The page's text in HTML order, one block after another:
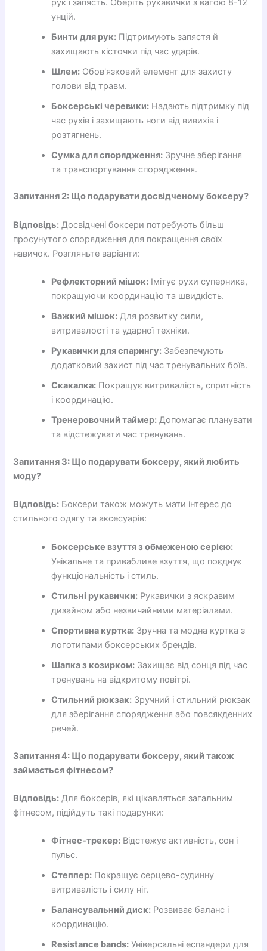
унцій.
Бинти для рук: Підтримують запястя й
захищають кісточки під час ударів.
Шлем: Обов'язковий елемент для захисту
голови від травм.
Боксерські черевики: Надають підтримку під
час рухів і захищають ноги від вивихів і
розтягнень.
Сумка для спорядження: Зручне зберігання
та транспортування спорядження.
Запитання 2: Що подарувати досвідченому боксеру?
Відповідь: Досвідчені боксери потребують більш
просунутого спорядження для покращення своїх
навичок. Розгляньте варіанти:
Рефлекторний мішок: Імітує рухи суперника,
покращуючи координацію та швидкість.
Важкий мішок: Для розвитку сили,
витривалості та ударної техніки.
Рукавички для спарингу: Забезпечують
додатковий захист під час тренувальних боїв.
Скакалка: Покращує витривалість, спритність
і координацію.
Тренеровочний таймер: Допомагає планувати
та відстежувати час тренувань.
Запитання 3: Що подарувати боксеру, який любить
моду?
Відповідь: Боксери також можуть мати інтерес до
стильного одягу та аксесуарів:
Боксерське взуття з обмеженою серією:
Унікальне та привабливе взуття, що поєднує
функціональність і стиль.
Стильні рукавички: Рукавички з яскравим
дизайном або незвичайними матеріалами.
Спортивна куртка: Зручна та модна куртка з
логотипами боксерських брендів.
Шапка з козирком: Захищає від сонця під час
тренувань на відкритому повітрі.
Стильний рюкзак: Зручний і стильний рюкзак
для зберігання спорядження або повсякденних
речей.
Запитання 4: Що подарувати боксеру, який також
займається фітнесом?
Відповідь: Для боксерів, які цікавляться загальним
фітнесом, підійдуть такі подарунки:
Фітнес-трекер: Відстежує активність, сон і
пульс.
Степпер: Покращує серцево-судинну
витривалість і силу ніг.
Балансувальний диск: Розвиває баланс і
координацію.
Resistance bands: Універсальні еспандери для